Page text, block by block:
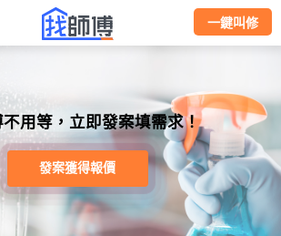
一鍵叫修
用等，立即發案填需求！
發案獲得報價